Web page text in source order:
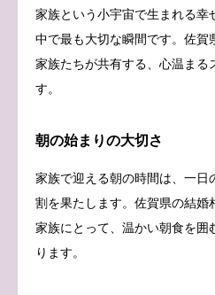
家族という小宇宙で生まれる幸
中で最も大切な瞬間です。佐賀
家族たちが共有する、心温まる
す。
朝の始まりの大切さ
家族で迎える朝の時間は、一日
割を果たします。佐賀県の結婚
家族にとって、温かい朝食を囲
ります。